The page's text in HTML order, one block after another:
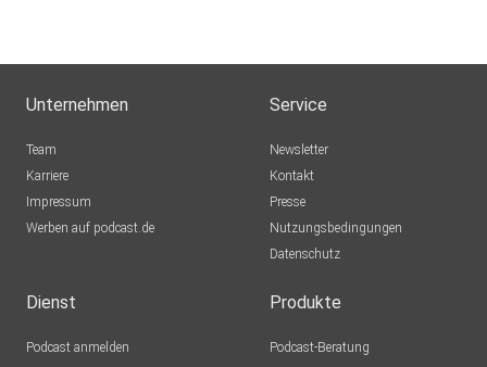
Unternehmen
Team
Karriere
Impressum
Werben auf podcast.de
Service
Newsletter
Kontakt
Presse
Nutzungsbedingungen
Datenschutz
Dienst
Podcast anmelden
Produkte
Podcast-Beratung